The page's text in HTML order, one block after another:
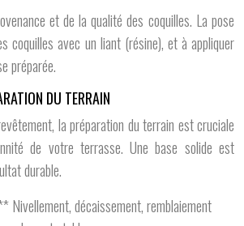
et de la qualité des coquilles. La pose
coquilles avec un liant (résine), et à appliquer
préparée.
DU TERRAIN
la préparation du terrain est cruciale
de votre terrasse. Une base solide est
durable.
Nivellement, décaissement, remblaiement